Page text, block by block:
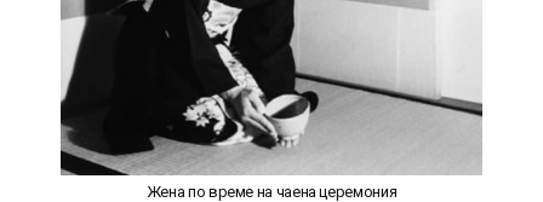
Жена по време на чаена церемония